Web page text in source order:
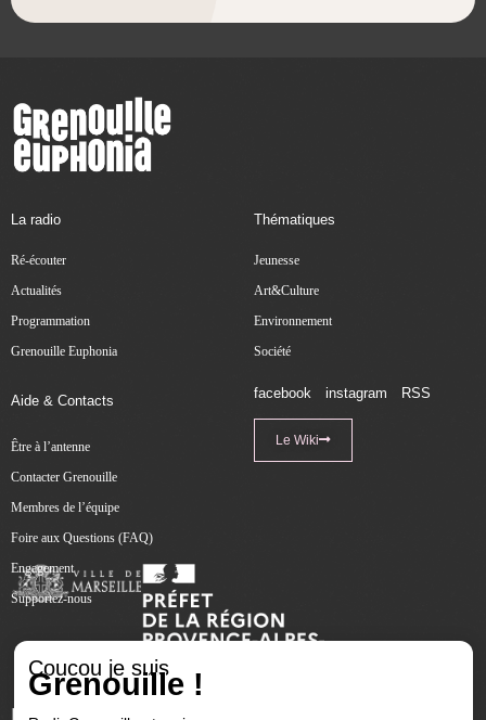
La radio
Ré-écouter
Actualités
Programmation
Grenouille Euphonia
Thématiques
Jeunesse
Art&Culture
Environnement
Société
Aide & Contacts
Être à l’antenne
Contacter Grenouille
Membres de l’équipe
Foire aux Questions (FAQ)
Engagement
Supportez-nous
facebook instagram RSS
Le Wiki
Coucou je suis
Grenouille !